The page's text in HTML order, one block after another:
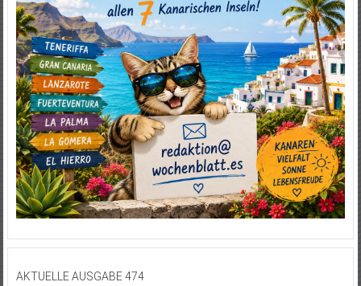
AKTUELLE AUSGABE 474